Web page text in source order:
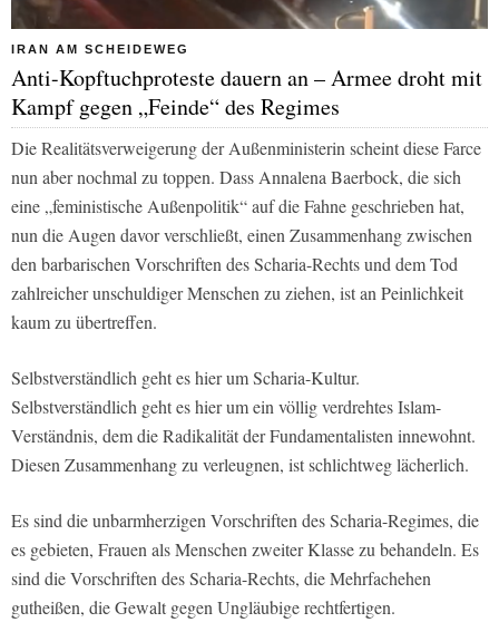
IRAN AM SCHEIDEWEG
Anti-Kopftuchproteste dauern an – Armee droht mit
Kampf gegen „Feinde“ des Regimes
Die Realitätsverweigerung der Außenministerin scheint diese Farce
nun aber nochmal zu toppen. Dass Annalena Baerbock, die sich
eine „feministische Außenpolitik“ auf die Fahne geschrieben hat,
nun die Augen davor verschließt, einen Zusammenhang zwischen
den barbarischen Vorschriften des Scharia-Rechts und dem Tod
zahlreicher unschuldiger Menschen zu ziehen, ist an Peinlichkeit
kaum zu übertreffen.
Selbstverständlich geht es hier um Scharia-Kultur.
Selbstverständlich geht es hier um ein völlig verdrehtes Islam-
Verständnis, dem die Radikalität der Fundamentalisten innewohnt.
Diesen Zusammenhang zu verleugnen, ist schlichtweg lächerlich.
Es sind die unbarmherzigen Vorschriften des Scharia-Regimes, die
es gebieten, Frauen als Menschen zweiter Klasse zu behandeln. Es
sind die Vorschriften des Scharia-Rechts, die Mehrfachehen
gutheißen, die Gewalt gegen Ungläubige rechtfertigen.